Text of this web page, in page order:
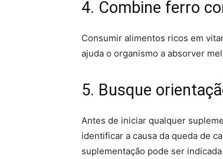
4. Combine ferro
Consumir alimentos ricos em
ajuda o organismo a absorver
5. Busque
Antes de iniciar qualquer
identificar a causa da queda de
suplementação pode ser